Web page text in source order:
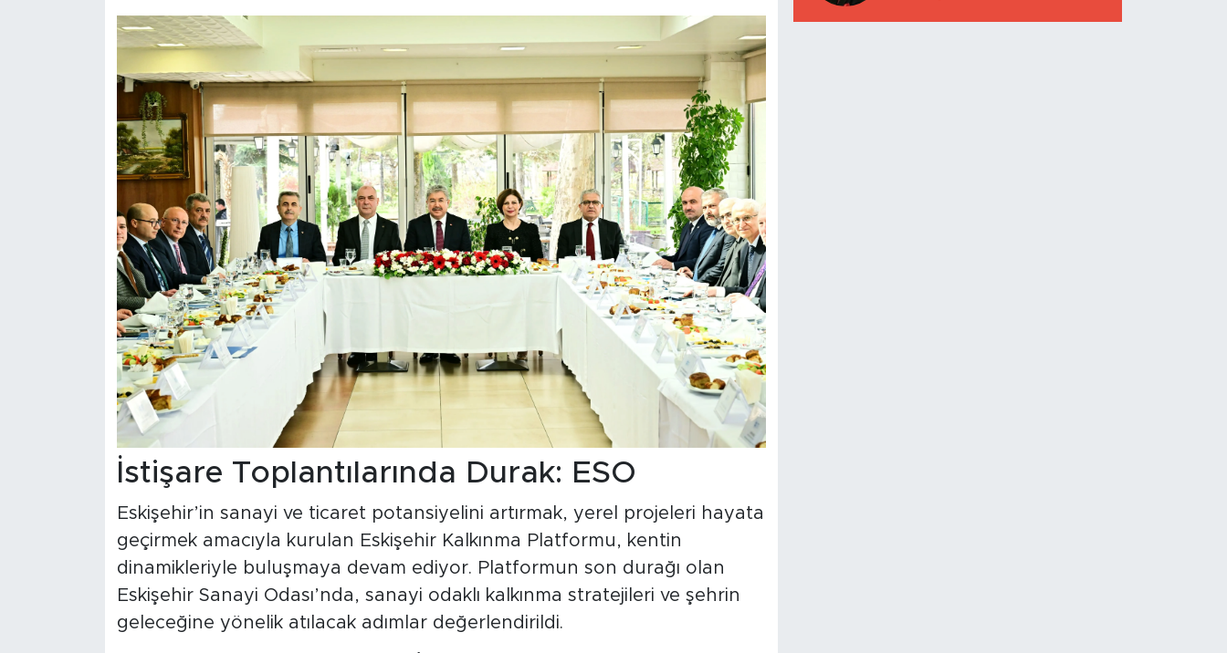
İstişare Toplantılarında Durak: ESO
Eskişehir’in sanayi ve ticaret potansiyelini artırmak, yerel projeleri hayata
geçirmek amacıyla kurulan Eskişehir Kalkınma Platformu, kentin
dinamikleriyle buluşmaya devam ediyor. Platformun son durağı olan
Eskişehir Sanayi Odası’nda, sanayi odaklı kalkınma stratejileri ve şehrin
geleceğine yönelik atılacak adımlar değerlendirildi.